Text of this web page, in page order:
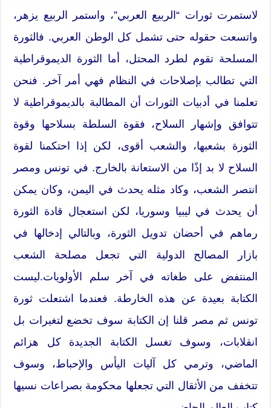
لاستمرت ثورات “الربيع العربي”، واستمر الربيع يزهر،
واتسعت حقوله حتى تشمل كل الوطن العربي. فالثورة
المسلحة تقوم لطرد المحتل، أما الثورة الديموقراطية
التي تطالب بإصلاحات في النظام فهي أمر آخر. فنحن
تعلمنا في أدبيات الثورات أن المطالبة بالديموقراطية لا
تتوافق وإشهار السلاح، فقوة السلطة بسلاحها وقوة
الثورة بشعبها، والشعب أقوى، لكن إذا احتكمنا لقوة
السلاح لا بد إذًا من الاستعانة بالخارج. في تونس ومصر
انتصر الشعب، وكاد مثله يحدث في اليمن، وكان يمكن
أن يحدث في ليبيا وسوريا، لكن استعجال قادة الثورة
رماهم في أحضان تدويل الثورة، وبالتالي إدخالها في
بازار المصالح الدولية التي تجعل مصلحة الشعب
المنتفض على طغاته في آخر سلم الأولويات.ليست
الكتابة بعيدة عن هذه الخارطة. فعندما اشتعلت ثورة
تونس ثم مصر قلنا إن الكتابة سوف تخضع لتغيرات بل
انقلابات، وسوف تغسل الكتابة الجديدة كل هزائم
الماضي، وترمي كل آليات اليأس والإحباط، وسوف
تتخفف من الأثقال التي تجعلها محكومة بصراعات نسيها